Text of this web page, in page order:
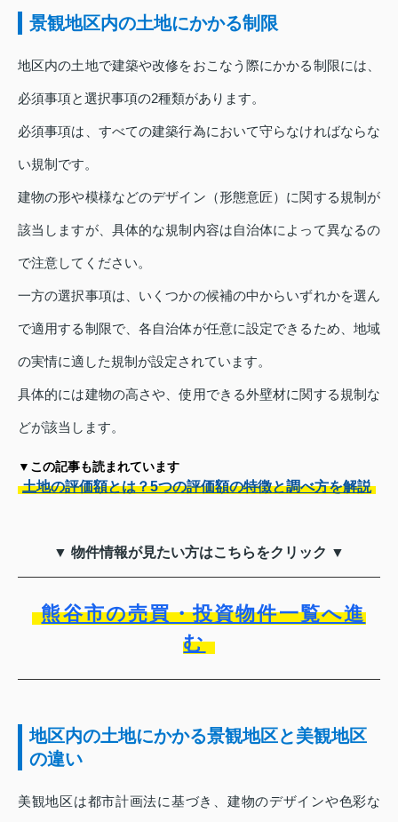
景観地区内の土地にかかる制限
地区内の土地で建築や改修をおこなう際にかかる制限には、
必須事項と選択事項の2種類があります。
必須事項は、すべての建築行為において守らなければならな
い規制です。
建物の形や模様などのデザイン（形態意匠）に関する規制が
該当しますが、具体的な規制内容は自治体によって異なるの
で注意してください。
一方の選択事項は、いくつかの候補の中からいずれかを選ん
で適用する制限で、各自治体が任意に設定できるため、地域
の実情に適した規制が設定されています。
具体的には建物の高さや、使用できる外壁材に関する規制な
どが該当します。
▼この記事も読まれています
土地の評価額とは？5つの評価額の特徴と調べ方を解説
▼ 物件情報が見たい方はこちらをクリック ▼
熊谷市の売買・投資物件一覧へ進
む
地区内の土地にかかる景観地区と美観地区
の違い
美観地区は都市計画法に基づき、建物のデザインや色彩な